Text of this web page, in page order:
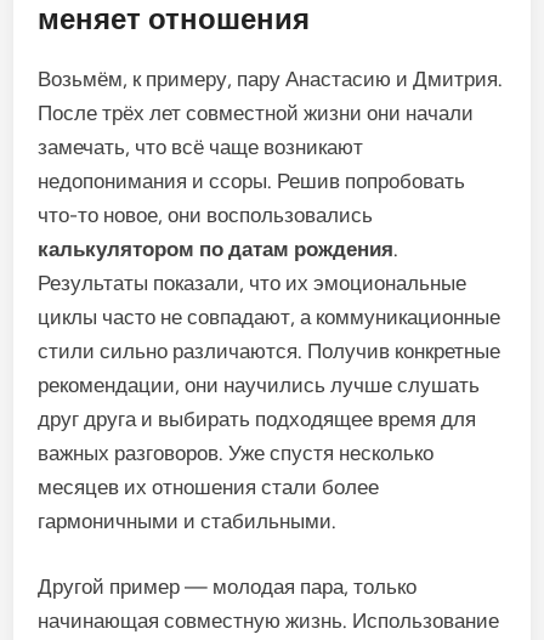
меняет отношения
Возьмём, к примеру, пару Анастасию и Дмитрия.
После трёх лет совместной жизни они начали
замечать, что всё чаще возникают
недопонимания и ссоры. Решив попробовать
что-то новое, они воспользовались
калькулятором по датам рождения.
Результаты показали, что их эмоциональные
циклы часто не совпадают, а коммуникационные
стили сильно различаются. Получив конкретные
рекомендации, они научились лучше слушать
друг друга и выбирать подходящее время для
важных разговоров. Уже спустя несколько
месяцев их отношения стали более
гармоничными и стабильными.
Другой пример — молодая пара, только
начинающая совместную жизнь. Использование